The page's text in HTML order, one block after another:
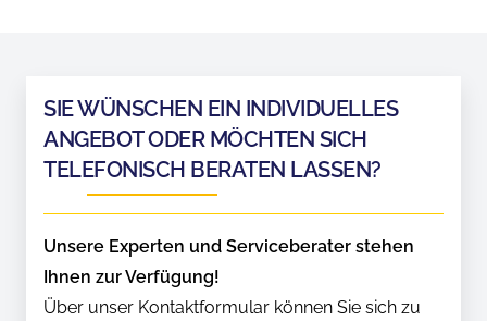
SIE WÜNSCHEN EIN INDIVIDUELLES
ANGEBOT ODER MÖCHTEN SICH
TELEFONISCH BERATEN LASSEN?
Unsere Experten und Serviceberater stehen
Ihnen zur Verfügung!
Über unser Kontaktformular können Sie sich zu